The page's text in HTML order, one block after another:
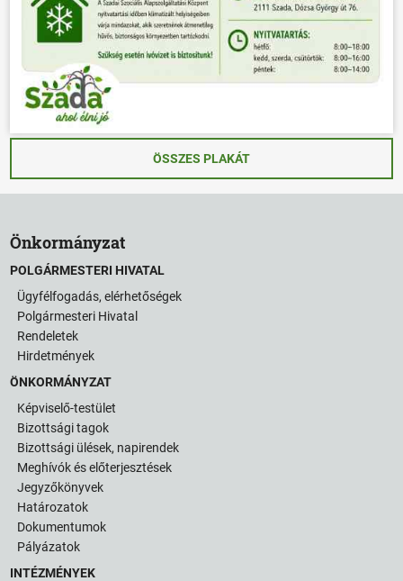
ÖSSZES PLAKÁT
Önkormányzat
POLGÁRMESTERI HIVATAL
Ügyfélfogadás, elérhetőségek
Polgármesteri Hivatal
Rendeletek
Hirdetmények
ÖNKORMÁNYZAT
Képviselő-testület
Bizottsági tagok
Bizottsági ülések, napirendek
Meghívók és előterjesztések
Jegyzőkönyvek
Határozatok
Dokumentumok
Pályázatok
INTÉZMÉNYEK